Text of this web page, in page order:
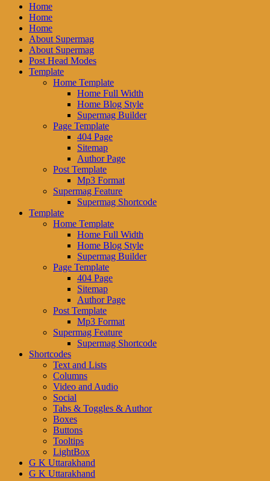
Home
Home
Home
About Supermag
About Supermag
Post Head Modes
Template
Home Template
Home Full Width
Home Blog Style
Supermag Builder
Page Template
404 Page
Sitemap
Author Page
Post Template
Mp3 Format
Supermag Feature
Supermag Shortcode
Template
Home Template
Home Full Width
Home Blog Style
Supermag Builder
Page Template
404 Page
Sitemap
Author Page
Post Template
Mp3 Format
Supermag Feature
Supermag Shortcode
Shortcodes
Text and Lists
Columns
Video and Audio
Social
Tabs & Toggles & Author
Boxes
Buttons
Tooltips
LightBox
G K Uttarakhand
G K Uttarakhand